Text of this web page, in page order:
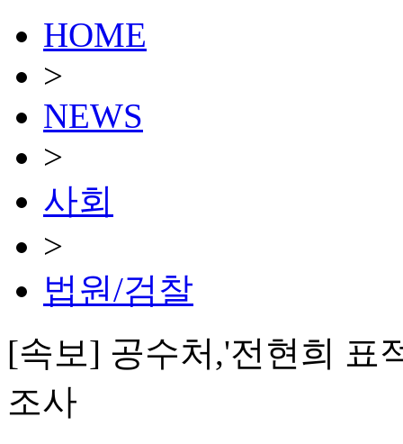
HOME
>
NEWS
>
사회
>
법원/검찰
[속보] 공수처,'전현희 표
조사